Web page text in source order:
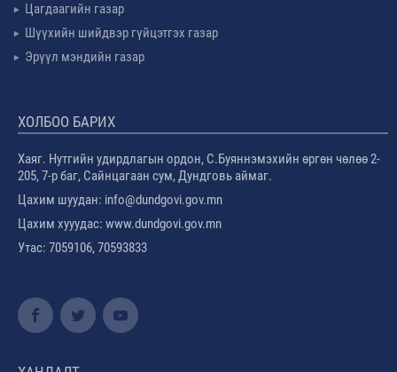
Цагдаагийн газар
Шүүхийн шийдвэр гүйцэтгэх газар
Эрүүл мэндийн газар
ХОЛБОО БАРИХ
Хаяг. Нутгийн удирдлагын ордон, С.Буяннэмэхийн өргөн чөлөө 2-
205, 7-р баг, Сайнцагаан сум, Дундговь аймаг.
Цахим шуудан: info@dundgovi.gov.mn
Цахим хууудас: www.dundgovi.gov.mn
Утас: 7059106, 70593833